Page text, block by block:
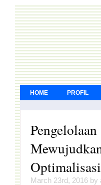
HOME PROFIL
Mewujudkan
March 23rd, 2016 by